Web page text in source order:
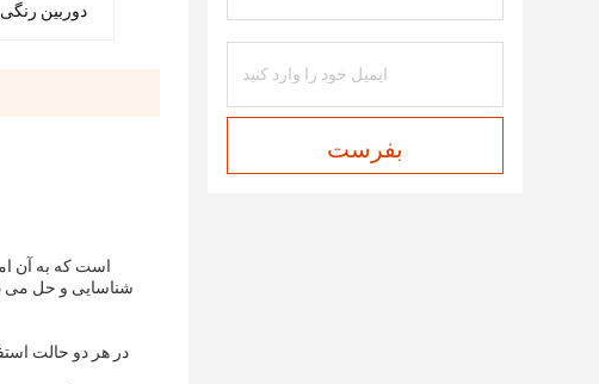
دوربین رنگی 6.5 مگاپیکسل با سرعت بالا
بفرست